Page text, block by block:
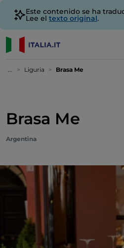
Este contenido se ha
Lee el texto original.
... Liguria Brasa Me
Brasa Me
Argentina